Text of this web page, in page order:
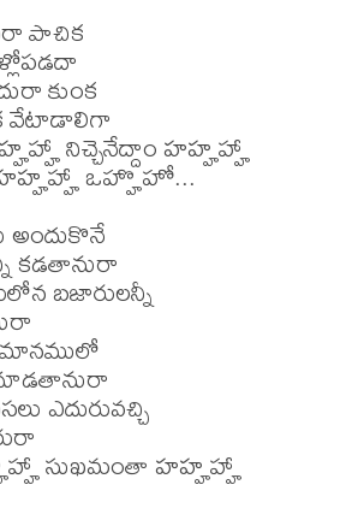
కుంక
వేటాడాలిగా
నిచ్చెనేద్దాం హహ్హహ్హా
హహ్హహ్హా ఒహ్హొహో...
కడతానురా
బజారులన్నీ
ఎదురువచ్చి
సుఖమంతా హహ్హహ్హా